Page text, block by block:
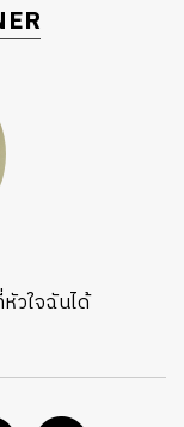
วใจฉันได้